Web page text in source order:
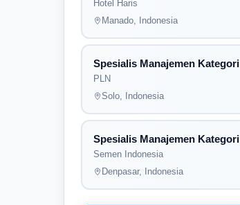
Hotel Haris
Manado, Indonesia
Spesialis Manajemen Kategori
PLN
Solo, Indonesia
Spesialis Manajemen Kategori
Semen Indonesia
Denpasar, Indonesia